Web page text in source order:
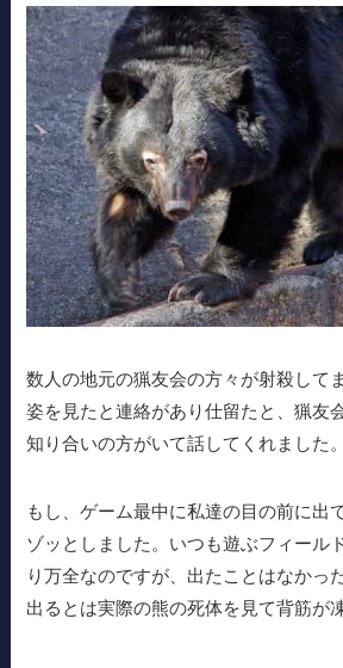
数人の地元の猟友会の方々が射殺して
姿を見たと連絡があり仕留たと、猟友
知り合いの方がいて話してくれました。
もし、ゲーム最中に私達の目の前に出
ゾッとしました。いつも遊ぶフィール
り万全なのですが、出たことはなかっ
出るとは実際の熊の死体を見て背筋が